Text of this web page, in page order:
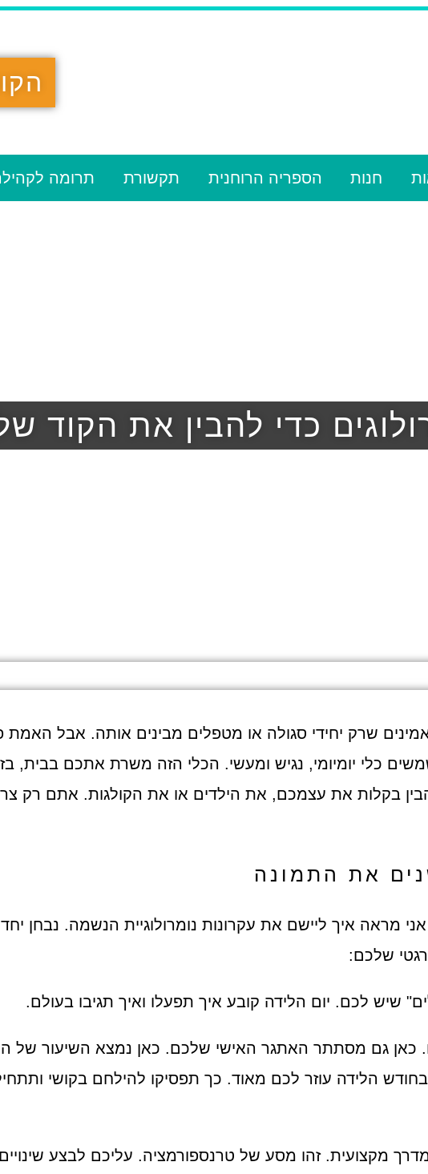
חנות הספריה הרוחנית תקשורת תרומה
כדי להבין את הקוד
שרק יחידי סגולה או מטפלים מבינים אותה. אבל
כלי יומיומי, נגיש ומעשי. הכלי הזה משרת אתכם בבית,
בקלות את עצמכם, את הילדים או את הקולגות. אתם רק
איך ליישם את עקרונות נומרולוגיית הנשמה. נבחן
שיש לכם. יום הלידה קובע איך תפעלו ואיך תגיבו בעולם.
כאן גם מסתתר האתגר האישי שלכם. כאן נמצא השיעור של
בחודש הלידה עוזר לכם מאוד. כך תפסיקו להילחם בקושי
מקצועית. זהו מסע של טרנספורמציה. עליכם לבצע שינויים